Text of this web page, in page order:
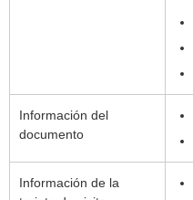
Información del
documento
Información de la